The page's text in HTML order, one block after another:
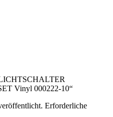
Vinyl 000222-10“
Erforderliche